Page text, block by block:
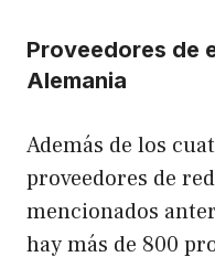
Proveedores de
Alemania
Además de los
proveedores de
mencionados
hay más de 800